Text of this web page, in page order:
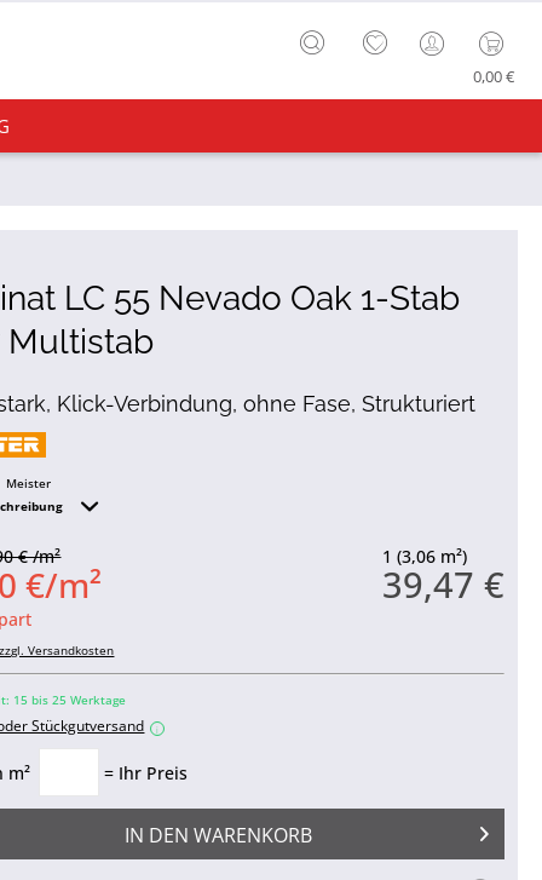
0,00 €
LC 55 Nevado Oak 1-Stab
Multistab
Klick-Verbindung, ohne Fase, Strukturiert
Meister
1 (3,06 m²)
39,47 €
€ /m²
€/m²
zzgl. Versandkosten
15 bis 25 Werktage
Stückgutversand i
m² = Ihr Preis
IN DEN WARENKORB